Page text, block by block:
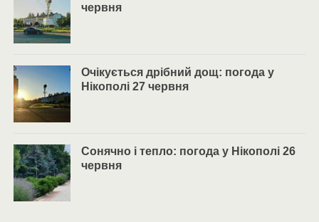
червня
Очікується дрібний дощ: погода у
Нікополі 27 червня
Сонячно і тепло: погода у Нікополі 26
червня